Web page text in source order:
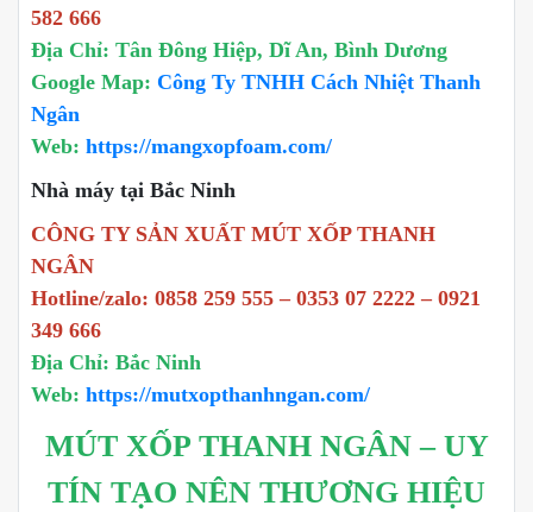
582 666
Địa Chỉ: Tân Đông Hiệp, Dĩ An, Bình Dương
Google Map: Công Ty TNHH Cách Nhiệt Thanh
Ngân
Web: https://mangxopfoam.com/
Nhà máy tại Bắc Ninh
CÔNG TY SẢN XUẤT MÚT XỐP THANH
NGÂN
Hotline/zalo: 0858 259 555 – 0353 07 2222 – 0921
349 666
Địa Chỉ: Bắc Ninh
Web: https://mutxopthanhngan.com/
MÚT XỐP THANH NGÂN – UY
TÍN TẠO NÊN THƯƠNG HIỆU